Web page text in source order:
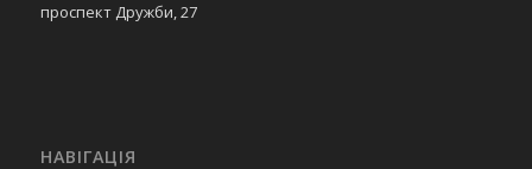
проспект Дружби, 27
НАВІГАЦІЯ